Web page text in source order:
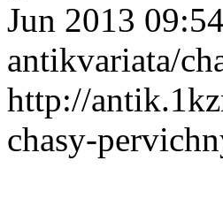
Jun 2013
antikvariata/
http://
chasy-